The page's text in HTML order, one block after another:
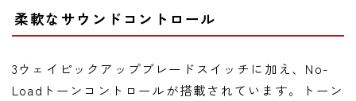
柔軟なサウンドコントロール
3ウェイピックアップブレードスイッチに加え、No-
Loadトーンコントロールが搭載されています。トーン